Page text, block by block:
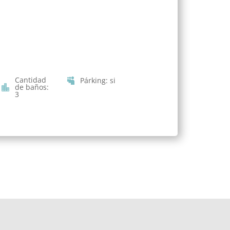
Cantidad
de baños:
3
Párking:si